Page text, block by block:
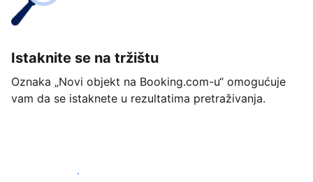
Istaknite se na tržištu
Oznaka „Novi objekt na Booking.com-u“ omogućuje
vam da se istaknete u rezultatima pretraživanja.
Započnite već danas